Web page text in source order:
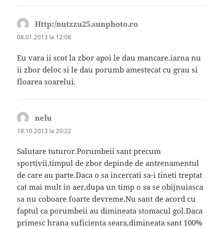
Http:/nutzzu25.sunphoto.ro
08.01.2013 la 12:08
Eu vara ii scot la zbor apoi le dau mancare.iarna nu
ii zbor deloc si le dau porumb amestecat cu grau si
floarea soarelui.
nelu
18.10.2013 la 20:22
Salutare tuturor.Porumbeii sant precum
sportivii,timpul de zbor depinde de antrenamentul
de care au parte.Daca o sa incercati sa-i tineti treptat
cat mai mult in aer,dupa un timp o sa se obijnuiasca
sa nu coboare foarte devreme.Nu sant de acord cu
faptul ca porumbeii au dimineata stomacul gol.Daca
primesc hrana suficienta seara,dimineata sant 100%